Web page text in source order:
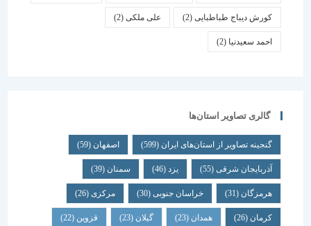
کورش دیباج طباطبایی(2) علی ملکی(2)
احمد سعیدنیا (2)
گالری تصاویر استان‌ها
گنجینه تصاویر از استان‌های ایران(599) اصفهان (59)
آذربایجان شرقی(55) یزد سمنان (39)
هرمزگان(31) خراسان جنوبی(30) مرکزی (26)
همدان گیلان قزوین